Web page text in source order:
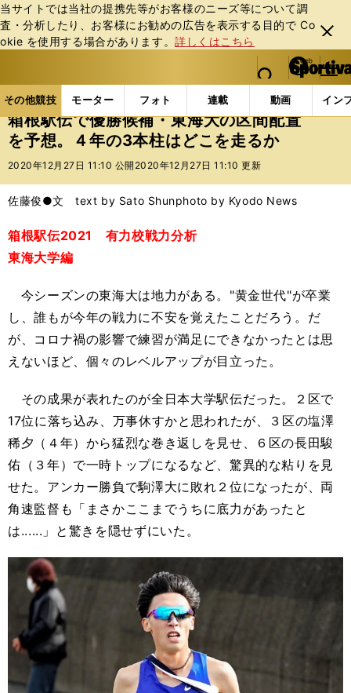
当サイトでは当社の提携先等がお客様のニーズ等について調
査・分析したり、お客様にお勧めの広告を表⽰する⽬的で Co
okie を使⽤する場合があります。詳しくはこちら
閉じ
る
web Sportiva (webスポルティーバ)
検索
マイペ
ー
ジ
メニュ
その他競技 モーター フォト 連載 動画 イン
ス
ポ
ル
バ
その他競技の記事一覧 陸上 箱根駅伝で優勝候補・
箱根駅伝で優勝候補・東海大の区間配置
を予想。４年の3本柱はどこを走るか
2020年12月27日 11:10 公開 2020年12月27日 11:10 更新
佐藤俊●文 text by Sato Shunphoto by Kyodo News
箱根駅伝2021 有力校戦力分析
東海大学編
今シーズンの東海大は地力がある。"黄金世代"が卒業
し、誰もが今年の戦力に不安を覚えたことだろう。だ
が、コロナ禍の影響で練習が満足にできなかったとは思
えないほど、個々のレベルアップが目立った。
その成果が表れたのが全日本大学駅伝だった。２区で
17位に落ち込み、万事休すかと思われたが、３区の塩澤
稀夕（４年）から猛烈な巻き返しを見せ、６区の長田駿
佑（３年）で一時トップになるなど、驚異的な粘りを見
せた。アンカー勝負で駒澤大に敗れ２位になったが、両
角速監督も「まさかここまでうちに底力があったと
は......」と驚きを隠せずにいた。